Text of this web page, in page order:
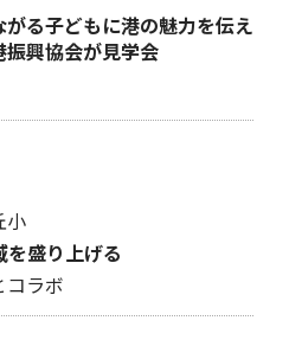
がる子どもに港の魅力を伝え
興協会が見学会
小
を盛り上げる
コラボ